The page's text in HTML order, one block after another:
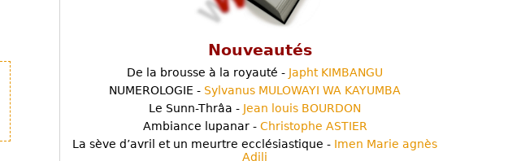
Nouveautés
De la brousse à la royauté - Japht KIMBANGU
NUMEROLOGIE - Sylvanus MULOWAYI WA KAYUMBA
Le Sunn-Thrâa - Jean louis BOURDON
Ambiance lupanar - Christophe ASTIER
La sève d’avril et un meurtre ecclésiastique - Imen Marie agnès
Adili